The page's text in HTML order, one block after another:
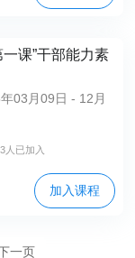
课”干部能力素
03月09日 - 12月
人已加入
加入课程
一页